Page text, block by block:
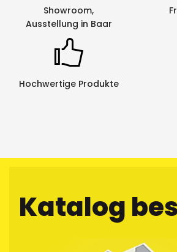
Showroom,
Ausstellung in Baar
Hochwertige Produkte
Katalog